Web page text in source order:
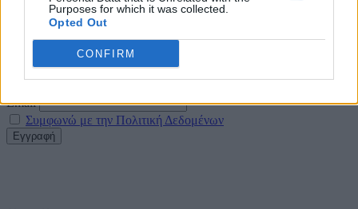
Purposes for which it was collected.
Opted Out
CONFIRM
Newsletter Citygen.gr
Λάβετε όλα τα τελευταία νέα από τον χώρο της Πολιτικής
Email
Συμφωνώ με την Πολιτική Δεδομένων